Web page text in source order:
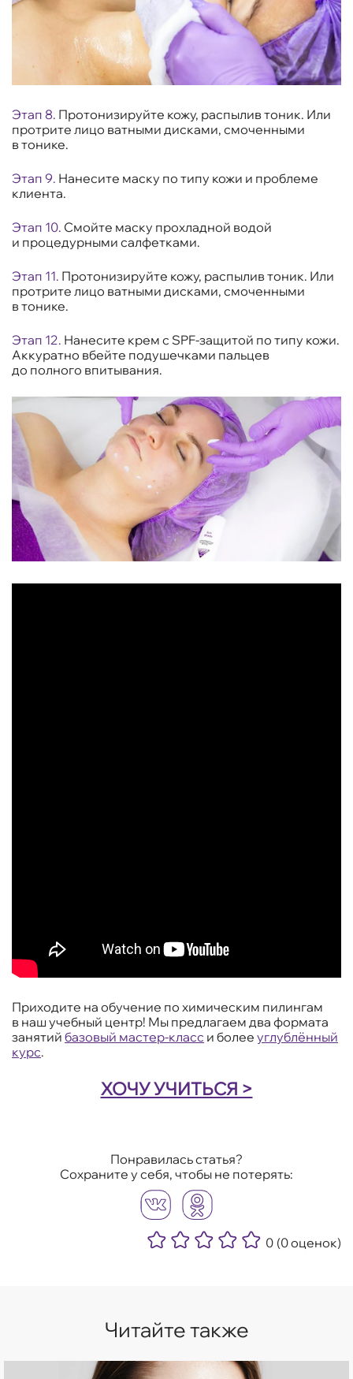
Этап 8. Протонизируйте кожу, распылив тоник. Или
протрите лицо ватными дисками, смоченными
в тонике.
Этап 9. Нанесите маску по типу кожи и проблеме
клиента.
Этап 10. Смойте маску прохладной водой
и процедурными салфетками.
Этап 11. Протонизируйте кожу, распылив тоник. Или
протрите лицо ватными дисками, смоченными
в тонике.
Этап 12. Нанесите крем с SPF-защитой по типу кожи.
Аккуратно вбейте подушечками пальцев
до полного впитывания.
Приходите на обучение по химическим пилингам
в наш учебный центр! Мы предлагаем два формата
занятий базовый мастер-класс и более углублённый
курс.
ХОЧУ УЧИТЬСЯ >
Понравилась статья?
Сохраните у себя, чтобы не потерять:
0 (0 оценок)
Читайте также